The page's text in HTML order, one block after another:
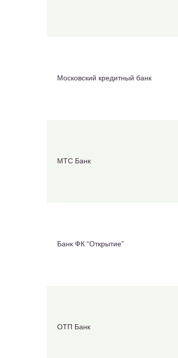
Московский кредитный банк
МТС Банк
Банк ФК “Открытие”
ОТП Банк